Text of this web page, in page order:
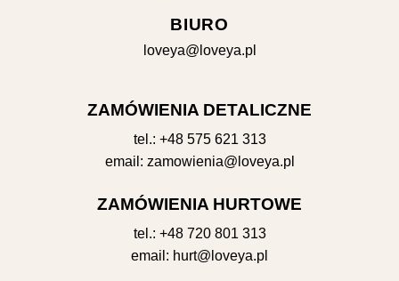
BIURO
loveya@loveya.pl
ZAMÓWIENIA DETALICZNE
tel.: +48 575 621 313
email: zamowienia@loveya.pl
ZAMÓWIENIA HURTOWE
tel.: +48 720 801 313
email: hurt@loveya.pl